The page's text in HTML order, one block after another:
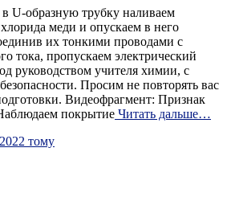
U-образную трубку наливаем
меди и опускаем в него
их тонкими проводами с
тока, пропускаем электрический
руководством учителя химии, с
Просим не повторять вас
Видеофрагмент: Признак
покрытие Читать дальше…
тому